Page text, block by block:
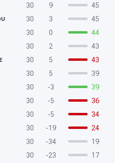
30 9
45
30 3
45
30 0
44
30 2
43
30 5
43
30 5
39
30 -3
39
30 -5
36
30 -5
34
30 -19
24
30 -34
19
30 -23 17